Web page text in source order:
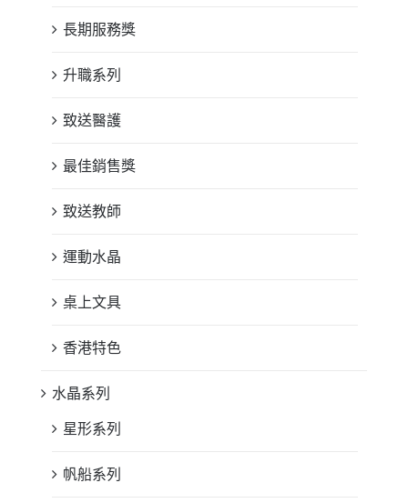
長期服務獎
升職系列
致送醫護
最佳銷售獎
致送教師
運動水晶
桌上文具
香港特色
水晶系列
星形系列
帆船系列